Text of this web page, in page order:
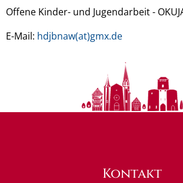
Offene Kinder- und Jugendarbeit -
E-Mail: hdjbnaw(at)gmx.de
Kontakt